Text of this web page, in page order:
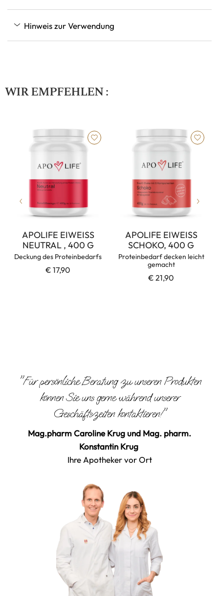
Hinweis zur Verwendung
WIR EMPFEHLEN :
APOLIFE EIWEISS
NEUTRAL , 400 G
Deckung des Proteinbedarfs
€ 17,90
APOLIFE EIWEISS
SCHOKO, 400 G
Proteinbedarf decken leicht
gemacht
€ 21,90
"Für persönliche Beratung zu unseren Produkten
können Sie uns gerne während unserer
Geschäftszeiten kontaktieren!"
Mag.pharm Caroline Krug und Mag. pharm.
Konstantin Krug
Ihre Apotheker vor Ort